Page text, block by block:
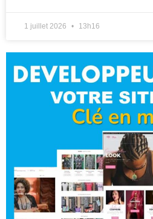
1 juillet 2026 13h16